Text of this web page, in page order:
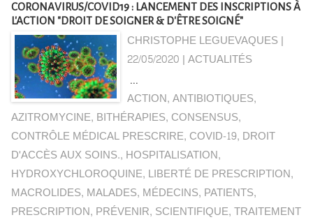
CORONAVIRUS/COVID19 : LANCEMENT DES INSCRIPTIONS À
L'ACTION "DROIT DE SOIGNER & D'ÊTRE SOIGNÉ"
CHRISTOPHE LEGUEVAQUES |
22/05/2020 |ACTUALITÉS
...
ACTION,ANTIBIOTIQUES,
AZITROMYCINE, BITHÉRAPIES, CONSENSUS,
CONTRÔLE MÉDICAL PRESCRIRE, COVID-19, DROIT
D'ACCÈS AUX SOINS., HOSPITALISATION,
HYDROXYCHLOROQUINE, LIBERTÉ DE PRESCRIPTION,
MACROLIDES, MALADES, MÉDECINS, PATIENTS,
PRESCRIPTION, PRÉVENIR, SCIENTIFIQUE,TRAITEMENT